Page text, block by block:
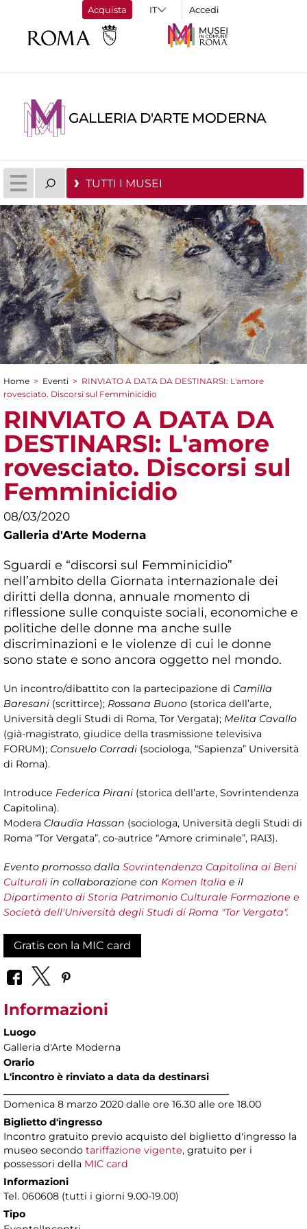
Acquista Accedi
GALLERIA D'ARTE MODERNA
TUTTI I MUSEI
Tu sei qui
Home > Eventi > RINVIATO A DATA DA DESTINARSI: L'amore
rovesciato. Discorsi sul Femminicidio
RINVIATO A DATA DA
DESTINARSI: L'amore
rovesciato. Discorsi sul
Femminicidio
08/03/2020
Galleria d'Arte Moderna
Sguardi e “discorsi sul Femminicidio”
nell’ambito della Giornata internazionale dei
diritti della donna, annuale momento di
riflessione sulle conquiste sociali, economiche e
politiche delle donne ma anche sulle
discriminazioni e le violenze di cui le donne
sono state e sono ancora oggetto nel mondo.
Un incontro/dibattito con la partecipazione di Camilla
Baresani (scrittirce); Rossana Buono (storica dell’arte,
Università degli Studi di Roma, Tor Vergata); Melita Cavallo
(già-magistrato, giudice della trasmissione televisiva
FORUM); Consuelo Corradi (sociologa, “Sapienza” Università
di Roma).
Introduce Federica Pirani (storica dell’arte, Sovrintendenza
Capitolina).
Modera Claudia Hassan (sociologa, Università degli Studi di
Roma “Tor Vergata”, co-autrice “Amore criminale”, RAI3).
Evento promosso dalla Sovrintendenza Capitolina ai Beni
Culturali in collaborazione con Komen Italia e il
Dipartimento di Storia Patrimonio Culturale Formazione e
Società dell'Università degli Studi di Roma "Tor Vergata".
Gratis con la MIC card
Informazioni
Luogo
Galleria d'Arte Moderna
Orario
L'incontro è rinviato a data da destinarsi
Domenica 8 marzo 2020 dalle ore 16.30 alle ore 18.00
Biglietto d'ingresso
Incontro gratuito previo acquisto del biglietto d'ingresso la
museo secondo tariffazione vigente, gratuito per i
possessori della MIC card
Informazioni
Tel. 060608 (tutti i giorni 9.00-19.00)
Tipo